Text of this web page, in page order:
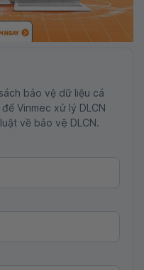
bảo vệ dữ liệu cá
Vinmec xử lý DLCN
về bảo vệ DLCN.